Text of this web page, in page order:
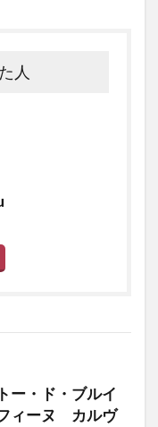
人
ー・ド・ブルイ
ィーヌ カルヴ